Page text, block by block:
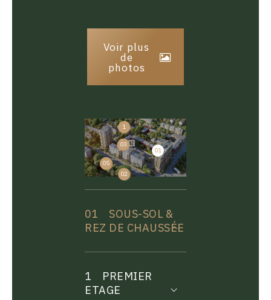
Voir plus
de
photos
01
1
02
03
04
05
01
SOUS-SOL &
REZ DE CHAUSSÉE
1
PREMIER
ETAGE